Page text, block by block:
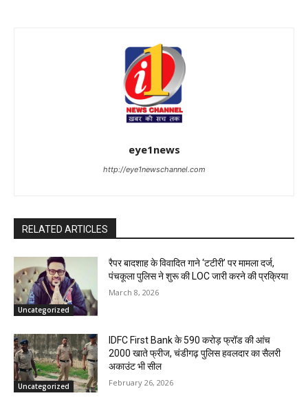
eye1news
http://eye1newschannel.com
RELATED ARTICLES
Uncategorized
रैपर बादशाह के विवादित गाने ‘टटीरी’ पर मामला दर्ज,
पंचकूला पुलिस ने शुरू की LOC जारी करने की प्रक्रिया
March 8, 2026
Uncategorized
IDFC First Bank के 590 करोड़ फ्रॉड की आंच
2000 खाते फ्रीज, चंडीगढ़ पुलिस हवलदार का सैलरी
अकाउंट भी सील
February 26, 2026